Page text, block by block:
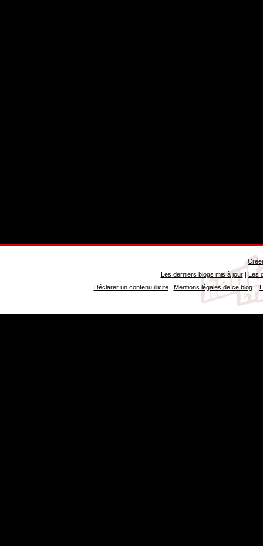
Les derniers blogs mis à jour| Les
Déclarer un contenu illicite| Mentions légales de ce blog|